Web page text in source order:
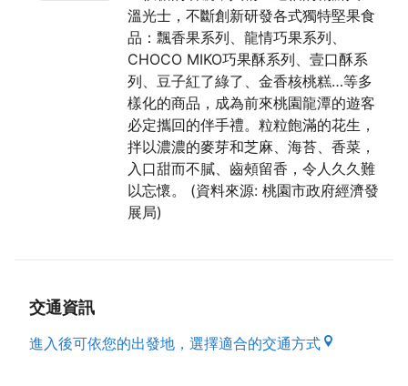
溫光士，不斷創新研發各式獨特堅果食
品：飄香果系列、龍情巧果系列、
CHOCO MIKO巧果酥系列、壹口酥系
列、豆子紅了綠了、金香核桃糕…等多
樣化的商品，成為前來桃園龍潭的遊客
必定攜回的伴手禮。粒粒飽滿的花生，
拌以濃濃的麥芽和芝麻、海苔、香菜，
入口甜而不膩、齒頰留香，令人久久難
以忘懷。 (資料來源: 桃園市政府經濟發
展局)
交通資訊
進入後可依您的出發地，選擇適合的交通方式